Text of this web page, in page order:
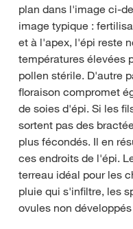
plan dans l'image ci-
image typique :
et à l'apex, l'épi reste
températures élevées
pollen stérile. D'autre
floraison compromet
de soies d'épi. Si les
sortent pas des
plus fécondés. Il en
ces endroits de l'épi.
terreau idéal pour les
pluie qui s'infiltre, les
ovules non